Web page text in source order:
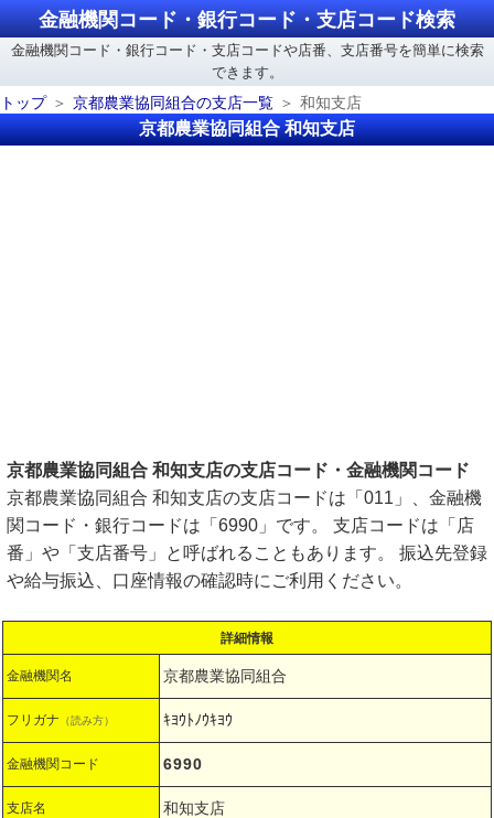
金融機関コード・銀行コード・支店コード検索
金融機関コード・銀行コード・支店コードや店番、支店番号を簡単に検索
できます。
トップ
京都農業協同組合の支店一覧 和知支店
京都農業協同組合 和知支店
京都農業協同組合 和知支店の支店コード・金融機関コード
京都農業協同組合 和知支店の支店コードは「011」、金融機
関コード・銀行コードは「6990」です。 支店コードは「店
番」や「支店番号」と呼ばれることもあります。 振込先登録
や給与振込、口座情報の確認時にご利用ください。
詳細情報
金融機関名 京都農業協同組合
フリガナ （読み方） ｷﾖｳﾄﾉｳｷﾖｳ
金融機関コード 6990
支店名 和知支店